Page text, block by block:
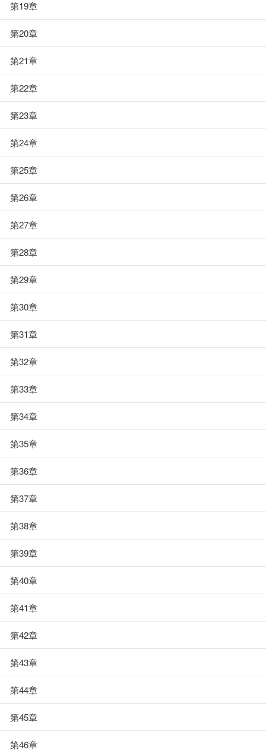
第19章
第20章
第21章
第22章
第23章
第24章
第25章
第26章
第27章
第28章
第29章
第30章
第31章
第32章
第33章
第34章
第35章
第36章
第37章
第38章
第39章
第40章
第41章
第42章
第43章
第44章
第45章
第46章